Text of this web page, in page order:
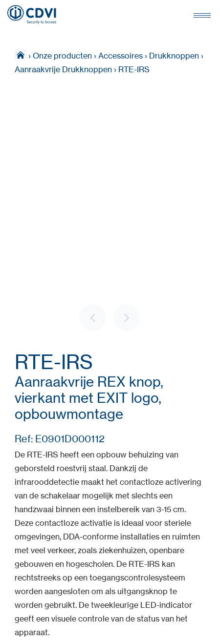
› Onze producten › Accessoires › Drukknoppen ›
Aanraakvrije Drukknoppen › RTE-IRS
RTE-IRS
Aanraakvrije REX knop,
vierkant met EXIT logo,
opbouwmontage
Ref: E0901D000112
De RTE-IRS heeft een opbouw behuizing van
geborsteld roestvrij staal. Dankzij de
infrarooddetectie maakt het contactloze activering
van de schakelaar mogelijk met slechts een
handzwaai binnen een instelbereik van 3-15 cm.
Deze contactloze activatie is ideaal voor steriele
omgevingen, DDA-conforme installaties en ruimten
met veel verkeer, zoals ziekenhuizen, openbare
gebouwen en hogescholen. De RTE-IRS kan
rechtstreeks op een toegangscontrolesysteem
worden aangesloten om als uitgangsknop te
worden gebruikt. De tweekleurige LED-indicator
geeft een visuele controle van de status van het
apparaat.